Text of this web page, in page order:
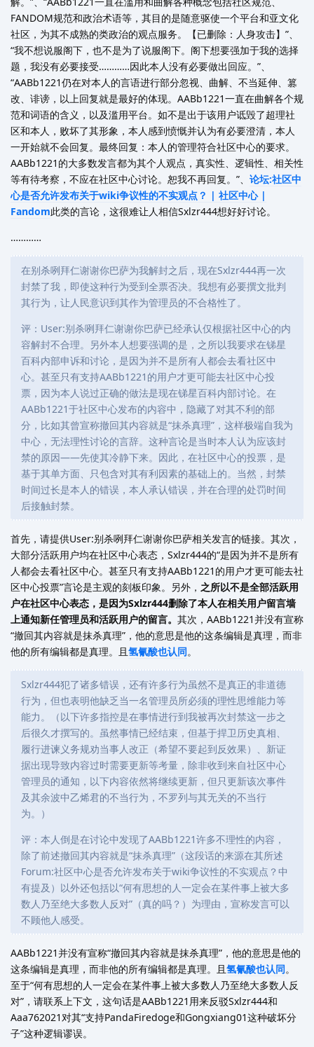
FANDOM规范和政治术语等，其目的是随意驱使一个平台和亚文化
社区，为其不成熟的类政治的观点服务。【已删除：人身攻击】”、
“我不想说服阁下，也不是为了说服阁下。阁下想要强加于我的选择
题，我没有必要接受…………因此本人没有必要做出回应。”、
“AABb1221仍在对本人的言语进行部分忽视、曲解、不当延伸、篡
改、诽谤，以上回复就是最好的体现。AABb1221一直在曲解各个规
范和词语的含义，以及滥用平台。如不是出于该用户诋毁了超理社
区和本人，败坏了其形象，本人感到愤慨并认为有必要澄清，本人
一开始就不会回复。最终回复：本人的管理符合社区中心的要求。
AABb1221的大多数发言都为其个人观点，真实性、逻辑性、相关性
等有待考察，不应在社区中心讨论。恕我不再回复。”、 论坛:社区中
心是否允许发布关于wiki争议性的不实观点？ | 社区中心 |
Fandom此类的言论，这很难让人相信Sxlzr444想好好讨论。
…………
在别杀咧拜仁谢谢你巴萨为我解封之后，现在Sxlzr444再一次
封禁了我，即使这种行为受到全票否决。我想有必要撰文批判
其行为，让人民意识到其作为管理员的不合格性了。
评：User:别杀咧拜仁谢谢你巴萨已经承认仅根据社区中心的内
容解封不合理。另外本人想要强调的是，之所以我要求在锑星
百科内部申诉和讨论，是因为并不是所有人都会去看社区中
心。甚至只有支持AABb1221的用户才更可能去社区中心投
票，因为本人说过正确的做法是现在锑星百科内部讨论。在
AABb1221于社区中心发布的内容中，隐藏了对其不利的部
分，比如其曾宣称撤回其内容就是“抹杀真理”，这样极端自我为
中心，无法理性讨论的言辞。这种言论是当时本人认为应该封
禁的原因——先使其冷静下来。因此，在社区中心的投票，是
基于其单方面、只包含对其有利因素的基础上的。当然，封禁
时间过长是本人的错误，本人承认错误，并在合理的处罚时间
后接触封禁。
首先，请提供User:别杀咧拜仁谢谢你巴萨相关发言的链接。其次，
大部分活跃用户均在社区中心表态，Sxlzr444的“是因为并不是所有
人都会去看社区中心。甚至只有支持AABb1221的用户才更可能去社
区中心投票”言论是主观的刻板印象。另外， 之所以不是全部活跃用
户在社区中心表态，是因为Sxlzr444删除了本人在相关用户留言墙
上通知新任管理员和活跃用户的留言。 其次，AABb1221并没有宣称
“撤回其内容就是抹杀真理”，他的意思是他的这条编辑是真理，而非
他的所有编辑都是真理。且氢氰酸也认同。
Sxlzr444犯了诸多错误，还有许多行为虽然不是真正的非道德
行为，但也表明他缺乏当一名管理员所必须的理性思维能力等
能力。（以下许多指控是在事情进行到我被再次封禁这一步之
后很久才撰写的。虽然事情已经结束，但基于捍卫历史真相、
履行进谏义务规劝当事人改正（希望不要起到反效果）、新证
据出现导致内容过时需要更新等考量，除非收到来自社区中心
管理员的通知，以下内容依然将继续更新，但只更新该次事件
及其余波中乙烯君的不当行为，不罗列与其无关的不当行
为。）
评：本人倒是在讨论中发现了AABb1221许多不理性的内容，
除了前述撤回其内容就是“抹杀真理”（这段话的来源在其所述
Forum:社区中心是否允许发布关于wiki争议性的不实观点？中
有提及）以外还包括以“何有思想的人一定会在某件事上被大多
数人乃至绝大多数人反对”（真的吗？）为理由，宣称发言可以
不顾他人感受。
AABb1221并没有宣称“撤回其内容就是抹杀真理”，他的意思是他的
这条编辑是真理，而非他的所有编辑都是真理。且氢氰酸也认同。
至于“何有思想的人一定会在某件事上被大多数人乃至绝大多数人反
对”，请联系上下文，这句话是AABb1221用来反驳Sxlzr444和
Aaa762021对其“支持PandaFiredoge和Gongxiang01这种破坏分
子”这种逻辑谬误。